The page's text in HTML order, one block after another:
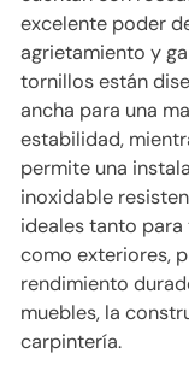
excelente poder
agrietamiento y
tornillos están
ancha para una
estabilidad,
permite una
inoxidable
ideales tanto
como exteriores,
rendimiento
muebles, la
carpintería.